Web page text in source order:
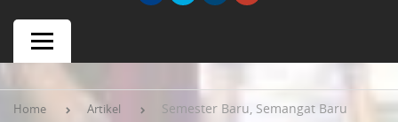
Home Artikel Semester Baru, Semangat Baru